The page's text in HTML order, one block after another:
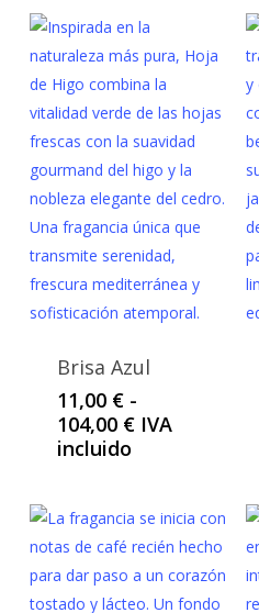
Brisa Azul
11,00 € -
104,00 €Rango
11,00 €
hasta
104,00 €
IVA
incluido